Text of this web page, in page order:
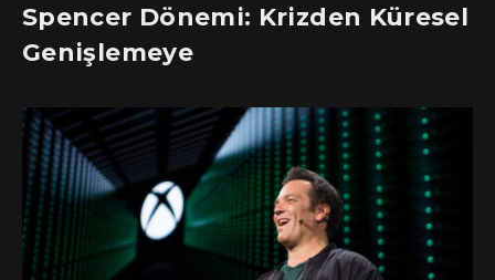
Spencer Dönemi: Krizden Küresel
Genişlemeye